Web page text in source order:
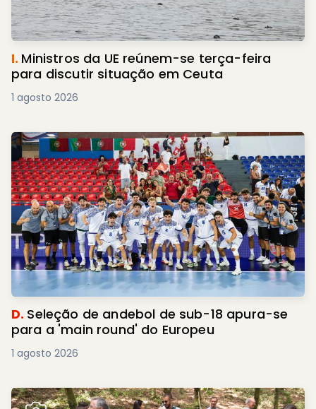
I. Ministros da UE reúnem-se terça-feira
para discutir situação em Ceuta
1 agosto 2026
D. Seleção de andebol de sub-18 apura-se
para a 'main round' do Europeu
1 agosto 2026